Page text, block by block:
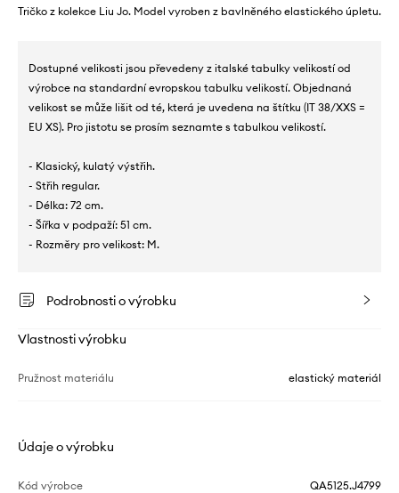
Tričko z kolekce Liu Jo. Model vyroben z bavlněného elastického úpletu.
Dostupné velikosti jsou převedeny z italské tabulky velikostí od
výrobce na standardní evropskou tabulku velikostí. Objednaná
velikost se může lišit od té, která je uvedena na štítku (IT 38/XXS =
EU XS). Pro jistotu se prosím seznamte s tabulkou velikostí.
- Klasický, kulatý výstřih.
- Střih regular.
- Délka: 72 cm.
- Šířka v podpaží: 51 cm.
- Rozměry pro velikost: M.
Podrobnosti o výrobku
Vlastnosti výrobku
Pružnost materiálu elastický materiál
Údaje o výrobku
Kód výrobce QA5125.J4799